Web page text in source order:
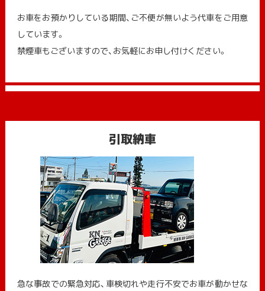
お車をお預かりしている期間、ご不便が無いよう代車をご用意
しています。
禁煙車もございますので、お気軽にお申し付けください。
引取納車
急な事故での緊急対応、車検切れや走行不安でお車が動かせな